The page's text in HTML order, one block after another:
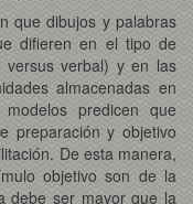
que dibujos y palabras
difieren en el tipo de
versus verbal) y en las
almacenadas en
predicen que
preparación y objetivo
De esta manera,
objetivo son de la
debe ser mayor que la